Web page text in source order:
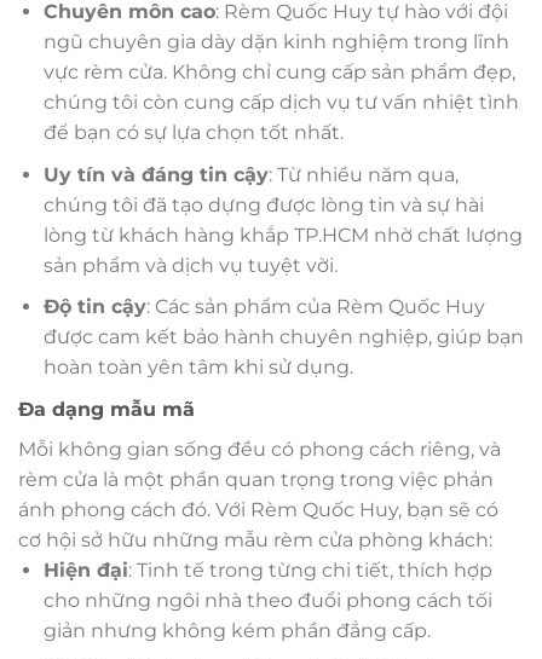
Chuyên môn cao: Rèm Quốc Huy tự hào với đội
ngũ chuyên gia dày dặn kinh nghiệm trong lĩnh
vực rèm cửa. Không chỉ cung cấp sản phẩm đẹp,
chúng tôi còn cung cấp dịch vụ tư vấn nhiệt tình
để bạn có sự lựa chọn tốt nhất.
Uy tín và đáng tin cậy: Từ nhiều năm qua,
chúng tôi đã tạo dựng được lòng tin và sự hài
lòng từ khách hàng khắp TP.HCM nhờ chất lượng
sản phẩm và dịch vụ tuyệt vời.
Độ tin cậy: Các sản phẩm của Rèm Quốc Huy
được cam kết bảo hành chuyên nghiệp, giúp bạn
hoàn toàn yên tâm khi sử dụng.
Đa dạng mẫu mã
Mỗi không gian sống đều có phong cách riêng, và
rèm cửa là một phần quan trọng trong việc phản
ánh phong cách đó. Với Rèm Quốc Huy, bạn sẽ có
cơ hội sở hữu những mẫu rèm cửa phòng khách:
Hiện đại: Tinh tế trong từng chi tiết, thích hợp
cho những ngôi nhà theo đuổi phong cách tối
giản nhưng không kém phần đẳng cấp.